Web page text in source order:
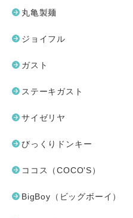
丸亀製麺
ジョイフル
ガスト
ステーキガスト
サイゼリヤ
びっくりドンキー
ココス（COCO'S）
BigBoy（ビッグボーイ）